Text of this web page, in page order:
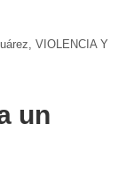
VIOLENCIA Y
un